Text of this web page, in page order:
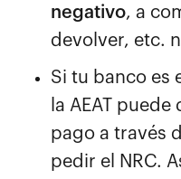
negativo, a
devolver, etc.
Si tu banco es
la AEAT
pago a través
pedir el NRC.